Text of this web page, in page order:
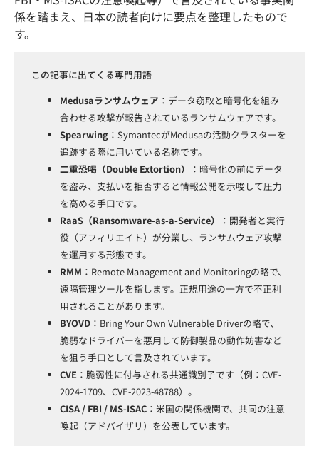
係を踏まえ、日本の読者向けに要点を整理したもので
す。
この記事に出てくる専門用語
Medusaランサムウェア ：データ窃取と暗号化を組み
合わせる攻撃が報告されているランサムウェアです。
Spearwing ：SymantecがMedusaの活動クラスターを
追跡する際に用いている名称です。
二重恐喝（Double Extortion）
：暗号化の前にデータ
を盗み、支払いを拒否すると情報公開を示唆して圧力
を高める手口です。
RaaS（Ransomware-as-a-Service）
：開発者と実行
役（アフィリエイト）が分業し、ランサムウェア攻撃
を運用する形態です。
RMM ：Remote Management and Monitoringの略で、
遠隔管理ツールを指します。正規用途の一方で不正利
用されることがあります。
BYOVD ：Bring Your Own Vulnerable Driverの略で、
脆弱なドライバーを悪用して防御製品の動作妨害など
を狙う手口として言及されています。
CVE ：脆弱性に付与される共通識別子です（例：CVE-
2024-1709、CVE-2023-48788）。
CISA / FBI / MS-ISAC ：米国の関係機関で、共同の注意
喚起（アドバイザリ）を公表しています。